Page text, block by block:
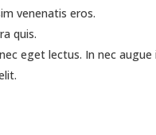
venenatis eros.
quis.
eget lectus. In nec augue